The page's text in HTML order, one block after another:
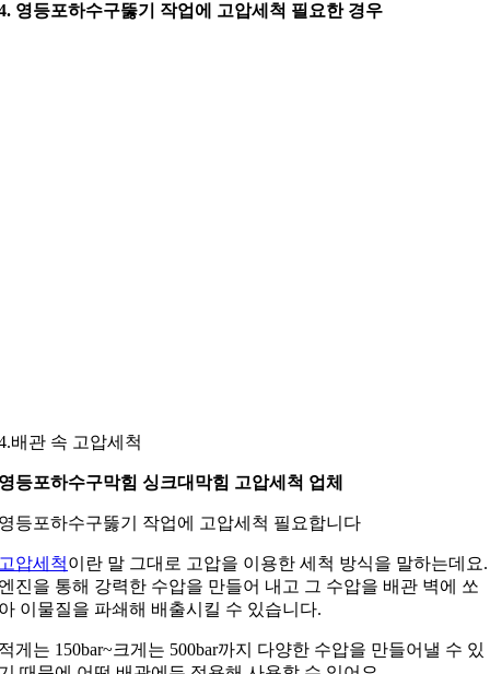
영등포하수구뚫기 작업에 고압세척 필요한 경우
배관 속 고압세척
등포하수구막힘 싱크대막힘 고압세척 업체
등포하수구뚫기 작업에 고압세척 필요합니다
압세척이란 말 그대로 고압을 이용한 세척 방식을 말하는데요.
진을 통해 강력한 수압을 만들어 내고 그 수압을 배관 벽에 쏘
이물질을 파쇄해 배출시킬 수 있습니다.
게는 150bar~크게는 500bar까지 다양한 수압을 만들어낼 수 있